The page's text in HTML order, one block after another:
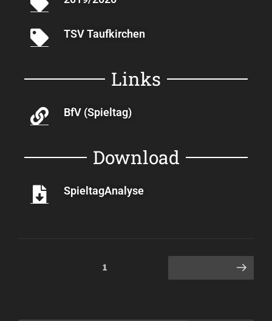
TSV Taufkirchen
Links
BfV (Spieltag)
Download
SpieltagAnalyse
1